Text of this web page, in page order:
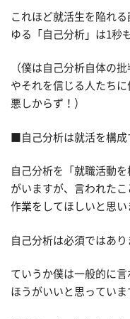
これほど就活生を陥れ
ゆる「自己分析」は1秒
（僕は自己分析自体の
やそれを信じる人たちに
悪しからず！）
■自己分析は就活を構成
自己分析を「就職活動
がいますが、言われた
作業をしてほしいと思い
自己分析は必須ではあり
ていうか僕は一般的に
ほうがいいと思っていま